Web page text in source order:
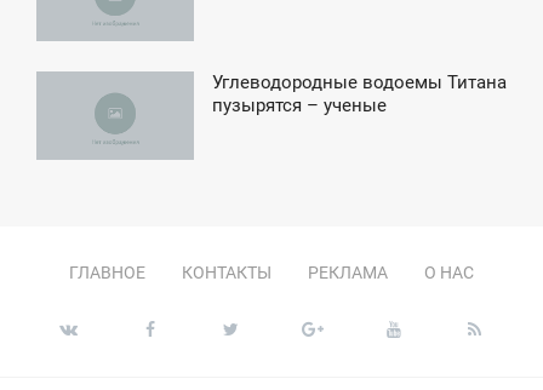
Углеводородные водоемы Титана
пузырятся – ученые
ГЛАВНОЕ КОНТАКТЫ РЕКЛАМА О НАС